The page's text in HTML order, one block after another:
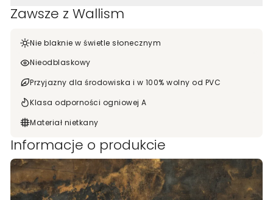
Zawsze z Wallism
Nie blaknie w świetle słonecznym
Nieodblaskowy
Przyjazny dla środowiska i w 100% wolny od PVC
Klasa odporności ogniowej A
Materiał nietkany
Informacje o produkcie